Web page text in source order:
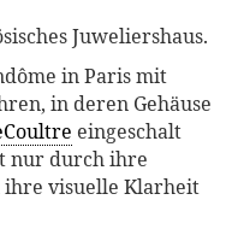
Juweliershaus.
in Paris mit
in deren Gehäuse
eingeschalt
nur durch ihre
ihre visuelle Klarheit